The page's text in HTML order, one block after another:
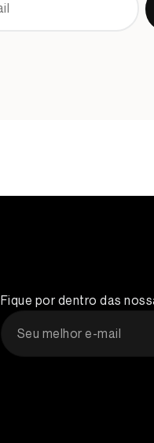
Fique por dentro das